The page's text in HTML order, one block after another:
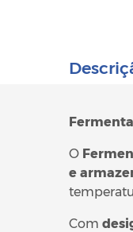
O
e
Com